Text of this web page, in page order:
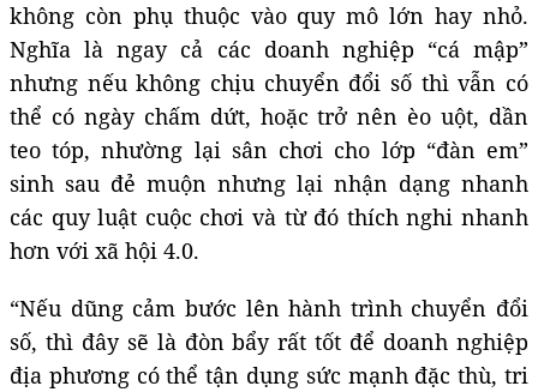
không còn phụ thuộc vào quy mô lớn hay nhỏ.
Nghĩa là ngay cả các doanh nghiệp “cá mập”
nhưng nếu không chịu chuyển đổi số thì vẫn có
thể có ngày chấm dứt, hoặc trở nên èo uột, dần
teo tóp, nhường lại sân chơi cho lớp “đàn em”
sinh sau đẻ muộn nhưng lại nhận dạng nhanh
các quy luật cuộc chơi và từ đó thích nghi nhanh
hơn với xã hội 4.0.
“Nếu dũng cảm bước lên hành trình chuyển đổi
số, thì đây sẽ là đòn bẩy rất tốt để doanh nghiệp
địa phương có thể tận dụng sức mạnh đặc thù, tri